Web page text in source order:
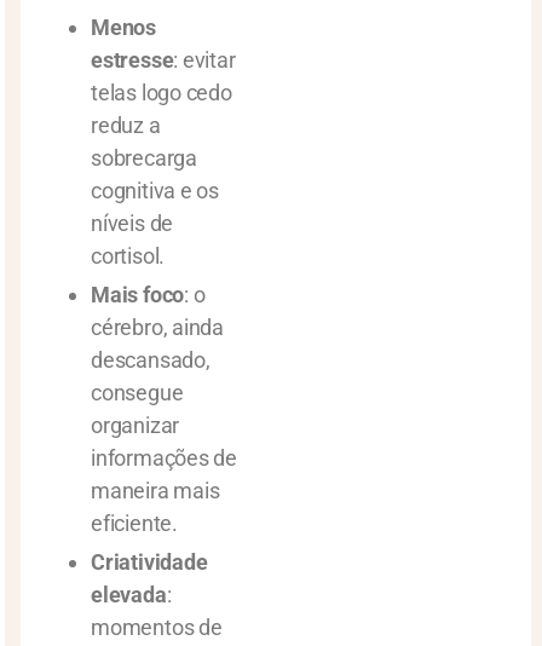
Menos
estresse: evitar
telas logo cedo
reduz a
sobrecarga
cognitiva e os
níveis de
cortisol.
Mais foco: o
cérebro, ainda
descansado,
consegue
organizar
informações de
maneira mais
eficiente.
Criatividade
elevada:
momentos de